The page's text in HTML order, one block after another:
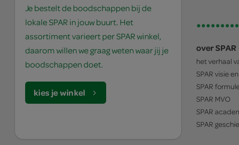
Je bestelt de boodschappen bij de
lokale SPAR in jouw buurt. Het
assortiment varieert per SPAR winkel,
daarom willen we graag weten waar jij je
boodschappen doet.
kies je winkel
over SPAR
het verhaal
SPAR visie
SPAR
SPAR MVO
SPAR
SPAR